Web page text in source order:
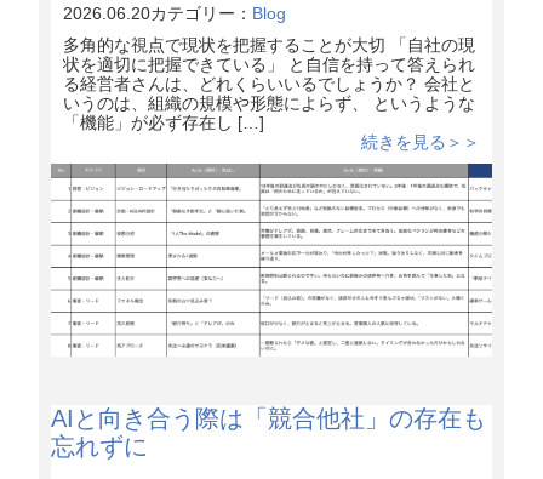
2026.06.20カテゴリー： Blog
多角的な視点で現状を把握することが大切 「自社の現
状を適切に把握できている」 と自信を持って答えられ
る経営者さんは、どれくらいいるでしょうか？ 会社と
いうのは、組織の規模や形態によらず、 というような
「機能」が必ず存在し […]
続きを見る＞＞
AIと向き合う際は「競合他社」の存在も
忘れずに